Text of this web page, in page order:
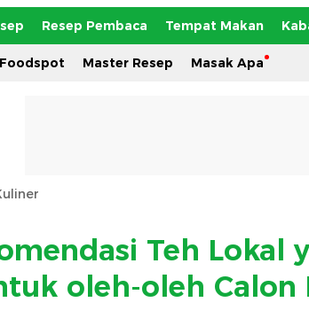
Resep Pembaca Tempat Makan
Master Resep Masak Apa
Teh Lokal
oleh-oleh Calon